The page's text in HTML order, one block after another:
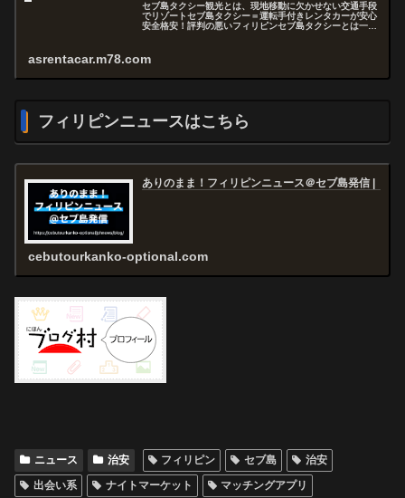
セブ島タクシー観光とは、現地移動に欠かせない交通手段
でリゾートセブ島タクシー＝運転手付きレンタカーが安心
安全格安！評判の悪いフィリピンセブ島タクシーとは一味
asrentacar.m78.com
フィリピンニュースはこちら
ありのまま！フィリピンニュース＠セブ島発信 |
cebutourkanko-optional.com
ニュース 治安 フィリピン セブ島
治安
出会い系
ナイトマーケット マッチングアプリ